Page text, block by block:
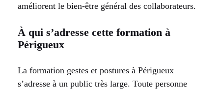
améliorent le bien-être général des collaborateurs.
À qui s’adresse cette formation à
Périgueux
La formation gestes et postures à Périgueux
s’adresse à un public très large. Toute personne